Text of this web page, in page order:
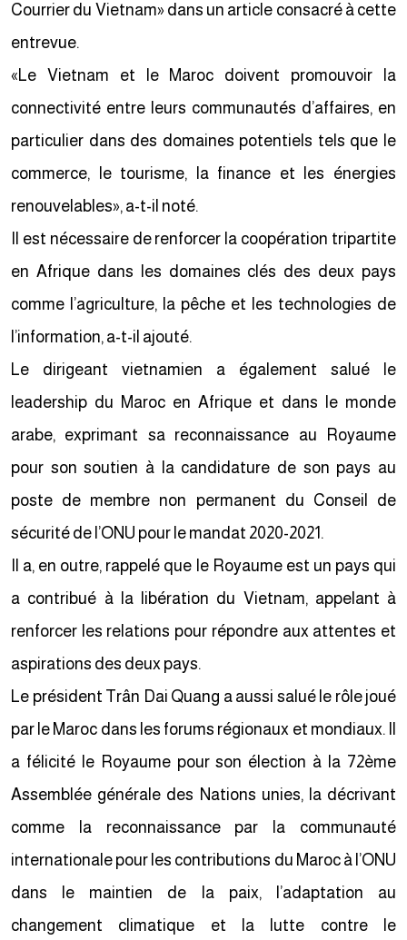
Courrier du Vietnam» dans un article consacré à cette
entrevue.
«Le Vietnam et le Maroc doivent promouvoir la
connectivité entre leurs communautés d’affaires, en
particulier dans des domaines potentiels tels que le
commerce, le tourisme, la finance et les énergies
renouvelables», a-t-il noté.
Il est nécessaire de renforcer la coopération tripartite
en Afrique dans les domaines clés des deux pays
comme l’agriculture, la pêche et les technologies de
l’information, a-t-il ajouté.
Le dirigeant vietnamien a également salué le
leadership du Maroc en Afrique et dans le monde
arabe, exprimant sa reconnaissance au Royaume
pour son soutien à la candidature de son pays au
poste de membre non permanent du Conseil de
sécurité de l’ONU pour le mandat 2020-2021.
Il a, en outre, rappelé que le Royaume est un pays qui
a contribué à la libération du Vietnam, appelant à
renforcer les relations pour répondre aux attentes et
aspirations des deux pays.
Le président Trân Dai Quang a aussi salué le rôle joué
par le Maroc dans les forums régionaux et mondiaux. Il
a félicité le Royaume pour son élection à la 72ème
Assemblée générale des Nations unies, la décrivant
comme la reconnaissance par la communauté
internationale pour les contributions du Maroc à l’ONU
dans le maintien de la paix, l’adaptation au
changement climatique et la lutte contre le